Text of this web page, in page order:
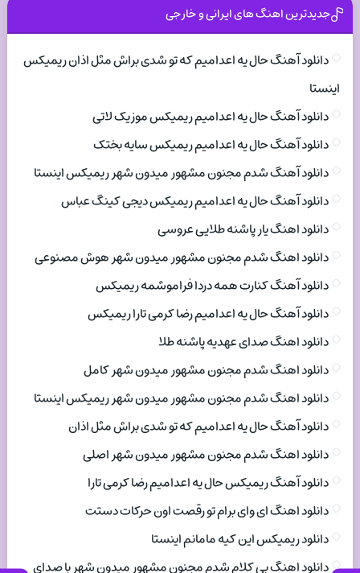
جدیدترین اهنگ های ایرانی و خارجی
دانلود آهنگ حال یه اعدامیم که تو شدی براش مثل اذان ریمیکس
اینستا
دانلود آهنگ حال یه اعدامیم ریمیکس موزیک لاتی
دانلود آهنگ حال یه اعدامیم ریمیکس سایه بختک
دانلود آهنگ شدم مجنون مشهور میدون شهر ریمیکس اینستا
دانلود آهنگ حال یه اعدامیم ریمیکس دیجی کینگ عباس
دانلود اهنگ یار پاشنه طلایی عروسی
دانلود اهنگ شدم مجنون مشهور میدون شهر هوش مصنوعی
دانلود آهنگ کنارت همه دردا فراموشمه ریمیکس
دانلود آهنگ حال یه اعدامیم رضا کرمی تارا ریمیکس
دانلود اهنگ صدای عهدیه پاشنه طلا
دانلود اهنگ شدم مجنون مشهور میدون شهر کامل
دانلود اهنگ شدم مجنون مشهور میدون شهر ریمیکس اینستا
دانلود آهنگ حال یه اعدامیم که تو شدی براش مثل اذان
دانلود اهنگ شدم مجنون مشهور میدون شهر اصلی
دانلود آهنگ ریمیکس حال یه اعدامیم رضا کرمی تارا
دانلود اهنگ ای وای برام تو رقصت اون حرکات دستت
دانلود ریمیکس این کیه مامانم اینستا
دانلود اهنگ بی کلام شدم مجنون مشهور میدون شهر با صدای